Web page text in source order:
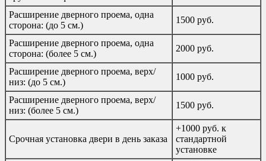
Расширение дверного проема, одна
сторона: (до 5 см.)
1500 руб.
Расширение дверного проема, одна
сторона: (более 5 см.)
2000 руб.
Расширение дверного проема, верх/
низ: (до 5 см.)
1000 руб.
Расширение дверного проема, верх/
низ: (более 5 см.)
1500 руб.
Срочная установка двери в день заказа
+1000 руб. к
стандартной
установке